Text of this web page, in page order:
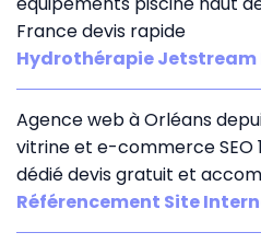
France devis rapide
Hydrothérapie Jetstream
Agence web à Orléans
vitrine et e-commerce SEO
dédié devis gratuit et
Référencement Site